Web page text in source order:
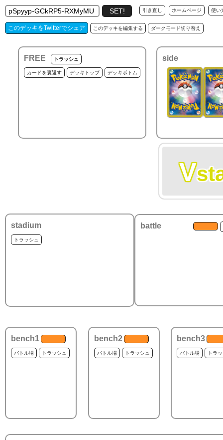
引き直し ホームページ 使い
このデッキをTwitterでシェア このデッキを編集する ダークモード切り替え
FREE トラッシュ
カードを裏返す デッキトップ デッキボトム
side
V
stadium
トラッシュ
battle
bench1
バトル場 トラッシュ
bench2
バトル場 トラッシュ
bench3
バトル場 トラ